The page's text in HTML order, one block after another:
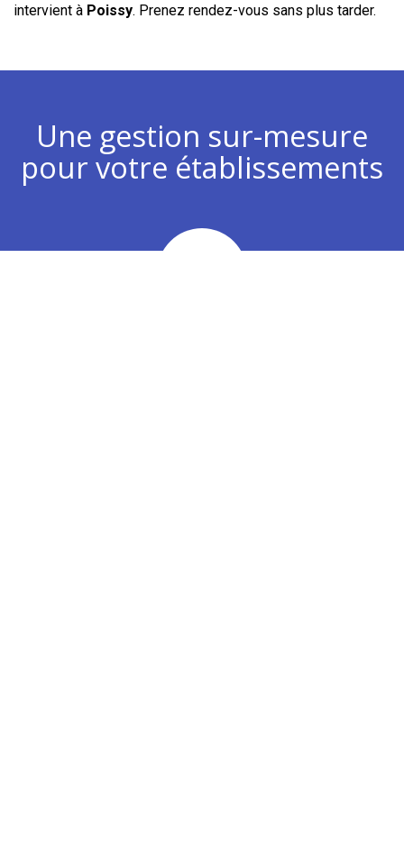
intervient à Poissy. Prenez rendez-vous sans plus tarder.
Une gestion sur-mesure
pour votre établissements